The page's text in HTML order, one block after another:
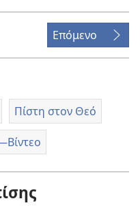
Επόμενο
Πίστη στον Θεό